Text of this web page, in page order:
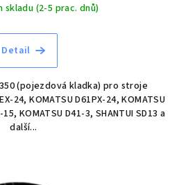
skladu (2-5 prac. dnů)
Detail
(pojezdová kladka) pro stroje
24, KOMATSU D61PX-24, KOMATSU
KOMATSU D41-3, SHANTUI SD13 a
další...